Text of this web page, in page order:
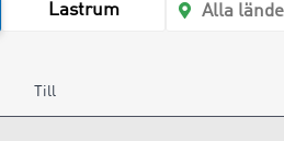
Lastrum
Till